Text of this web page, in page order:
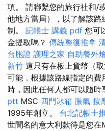
項。 請聯繫您的旅行社和/
他地方當局），以了解該
制。 記帳士 講義 pdf 您可
金提取嗎？ 傳統整復推拿
台胞證 護理之家 自助餐外
新竹 這只有在板上貨幣（
可能，根據該路線指定的
時，因此任何人都可以隨時
ptt MSC 四門冰箱 脹氣 按
1995年創立。 台北記帳士
世聞名的意大利款待是您在